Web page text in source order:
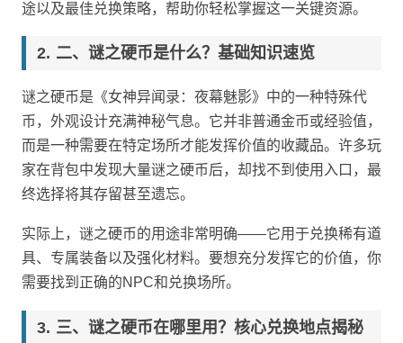
途以及最佳兑换策略，帮助你轻松掌握这一关键资源。
二、谜之硬币是什么？基础知识速览
谜之硬币是《女神异闻录：夜幕魅影》中的一种特殊代
币，外观设计充满神秘气息。它并非普通金币或经验值，
而是一种需要在特定场所才能发挥价值的收藏品。许多玩
家在背包中发现大量谜之硬币后，却找不到使用入口，最
终选择将其存留甚至遗忘。
实际上，谜之硬币的用途非常明确——它用于兑换稀有道
具、专属装备以及强化材料。要想充分发挥它的价值，你
需要找到正确的NPC和兑换场所。
三、谜之硬币在哪里用？核心兑换地点揭秘